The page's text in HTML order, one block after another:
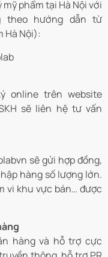
phẩm tại Hà Nội với
theo hướng dẫn từ
Hà Nội):
online trên website
sẽ liên hệ tư vấn
sẽ gửi hợp đồng,
hàng số lượng lớn.
vi khu vực bán… được
hàng và hỗ trợ cực